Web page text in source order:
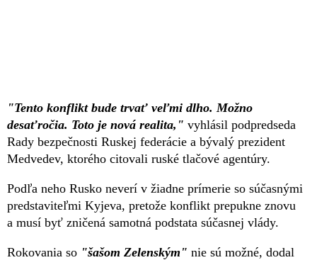
"Tento konflikt bude trvať veľmi dlho. Možno
desaťročia. Toto je nová realita," vyhlásil podpredseda
Rady bezpečnosti Ruskej federácie a bývalý prezident
Medvedev, ktorého citovali ruské tlačové agentúry.
Podľa neho Rusko neverí v žiadne prímerie so súčasnými
predstaviteľmi Kyjeva, pretože konflikt prepukne znovu
a musí byť zničená samotná podstata súčasnej vlády.
Rokovania so "šašom Zelenským" nie sú možné, dodal